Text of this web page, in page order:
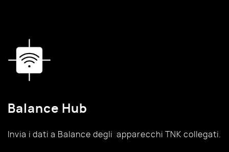
Balance Hub
Invia i dati a Balance degli apparecchi TNK collegati.